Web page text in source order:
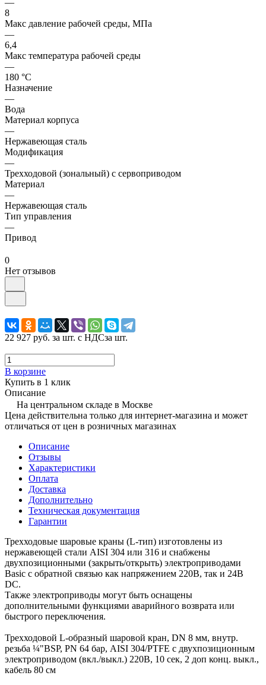
8
Макс давление рабочей среды, МПа
—
6,4
Макс температура рабочей среды
—
180 °С
Назначение
—
Вода
Материал корпуса
—
Нержавеющая сталь
Модификация
—
Трехходовой (зональный) с сервоприводом
Материал
—
Нержавеющая сталь
Тип управления
—
Привод
0
Нет отзывов
22 927 руб. за шт. с НДСза шт.
В корзине
Купить в 1 клик
Описание
На центральном складе в Москве
Цена действительна только для интернет-магазина и может
отличаться от цен в розничных магазинах
Описание
Отзывы
Характеристики
Оплата
Доставка
Дополнительно
Техническая документация
Гарантии
Трехходовые шаровые краны (L-тип) изготовлены из
нержавеющей стали AISI 304 или 316 и снабжены
двухпозиционными (закрыть/открыть) электроприводами
Basic с обратной связью как напряжением 220В, так и 24В
DC.
Также электроприводы могут быть оснащены
дополнительными функциями аварийного возврата или
быстрого переключения.
Трехходовой L-образный шаровой кран, DN 8 мм, внутр.
резьба ¼"BSP, PN 64 бар, AISI 304/PTFE с двухпозиционным
электроприводом (вкл./выкл.) 220В, 10 сек, 2 доп конц. выкл.,
кабель 80 см